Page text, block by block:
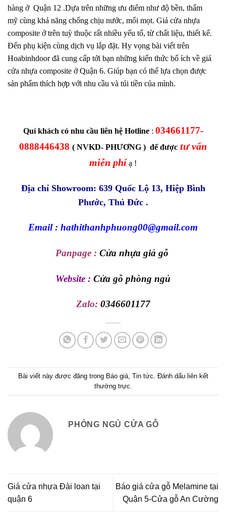
hàng ởQuận 12 .Dựa trên những ưu điểm như độ bền, thẩm
mỹ cùng khả năng chống chịu nước, mối mọt. Giá cửa nhựa
composite ở trên tuỳ thuộc rất nhiều yếu tố, từ chất liệu, thiết kế.
Đến phụ kiện cùng dịch vụ lắp đặt. Hy vọng bài viết trên
Hoabinhdoorđã cung cấp tới bạn những kiến thức bổ ích về giá
cửa nhựa composite ởQuận 6. Giúp bạn có thể lựa chọn được
sản phẩm thích hợp với nhu cầu và túi tiền của mình.
Quí khách có nhu cầu liên hệ Hotline: 034661177-
0888446438 ( NVKD- PHƯƠNG ) để được tư vấn
miễn phí ạ !
Địa chỉ Showroom: 639 Quốc Lộ 13, Hiệp Bình
Phước, Thủ Đức .
Email : hathithanhphuong00@gmail.com
Panpage : Cửa nhựa giả gỗ
Website : Cửa gỗ phòng ngủ
Zalo: 0346601177
Bài viết này được đăng trong Báo giá, Tin tức . Đánh dấu liên kết
thường trực
PHÒNG NGỦ CỬA GỖ
Giá cửa nhựa Đài loan tại
quận 6
Báo giá cửa gỗ Melamine tại
Quận 5-Cửa gỗ An Cường